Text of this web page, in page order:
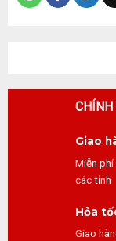
CHÍNH
Giao
Miễn
các tỉnh
Hỏa
Giao